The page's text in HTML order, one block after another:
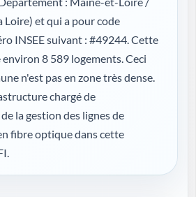
Loire) et qui a pour code
INSEE suivant : #49244. Cette
8 589 logements. Ceci
n'est pas en zone très dense.
chargé de
la gestion des lignes de
fibre optique dans cette